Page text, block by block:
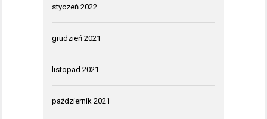
styczeń 2022
grudzień 2021
listopad 2021
październik 2021